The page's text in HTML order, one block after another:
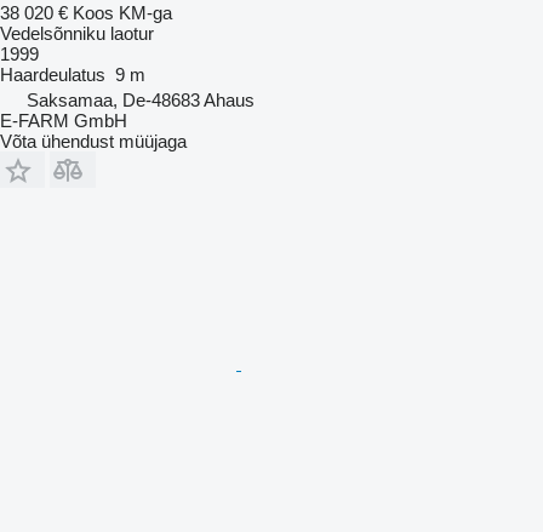
38 020 € Koos KM-ga
Vedelsõnniku laotur
1999
Haardeulatus 9 m
Saksamaa, De-48683 Ahaus
E-FARM GmbH
Võta ühendust müüjaga